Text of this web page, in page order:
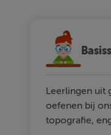
Leerlingen uit
oefenen bij
topografie,